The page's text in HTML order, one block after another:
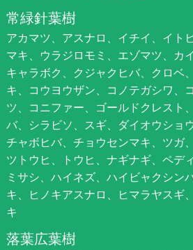
常緑針葉樹
アカマツ、アスナロ、イチイ、イト
マキ、ウラジロモミ、エゾマツ、カ
キャラボク、クジャクヒバ、クロベ
キ、コウヨウザン、コノテガシワ、
ツ、コニファー、ゴールドクレスト
バ、シラビソ、スギ、ダイオウショ
チャボヒバ、チョウセンマキ、ツガ
ツトウヒ、トウヒ、ナギナギ、ペデ
ミサシ、ハイネズ、ハイビャクシン
キ、ヒノキアスナロ、ヒマラヤスギ
キ
落葉広葉樹